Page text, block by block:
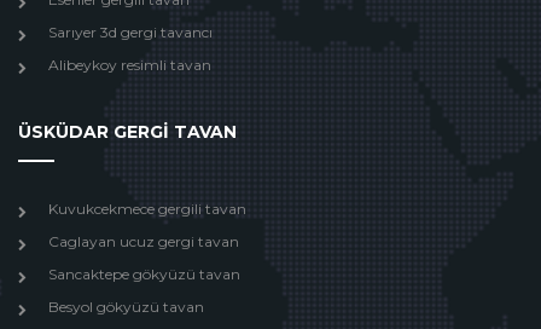
Sarıyer 3d gergi tavancı
Alibeykoy resimli tavan
ÜSKÜDAR GERGİ TAVAN
Kuvukcekmece gergili tavan
Caglayan ucuz gergi tavan
Sancaktepe gökyüzü tavan
Besyol gökyüzü tavan